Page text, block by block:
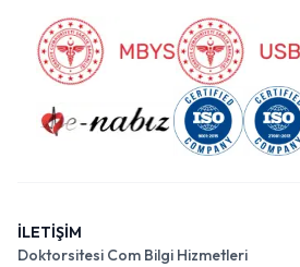
İLETİŞİM
Doktorsitesi Com Bilgi Hizmetleri